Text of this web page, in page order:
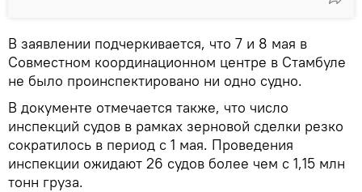
В заявлении подчеркивается, что 7 и 8 мая в
Совместном координационном центре в Стамбуле
не было проинспектировано ни одно судно.
В документе отмечается также, что число
инспекций судов в рамках зерновой сделки резко
сократилось в период с 1 мая. Проведения
инспекции ожидают 26 судов более чем с 1,15 млн
тонн груза.